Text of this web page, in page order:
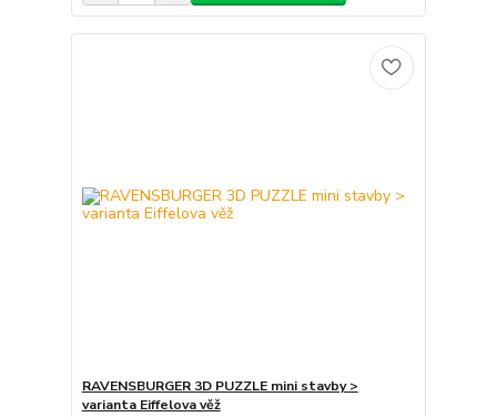
RAVENSBURGER 3D PUZZLE mini stavby >
varianta Eiffelova věž